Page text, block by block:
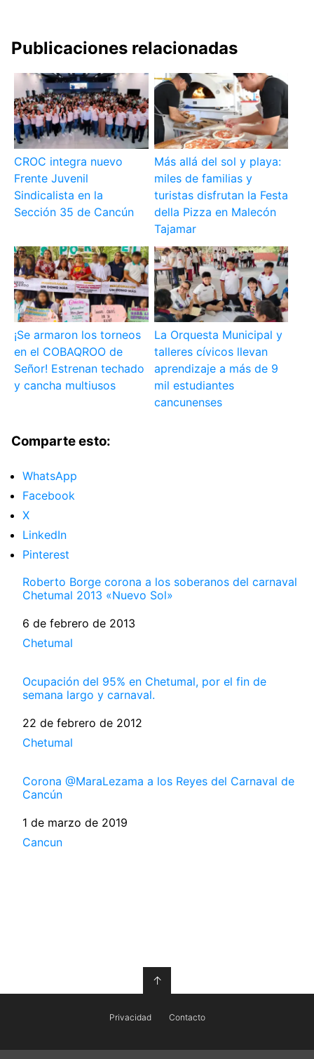
Publicaciones relacionadas
CROC integra nuevo
Frente Juvenil
Sindicalista en la
Sección 35 de Cancún
Más allá del sol y playa:
miles de familias y
turistas disfrutan la Festa
della Pizza en Malecón
Tajamar
¡Se armaron los torneos
en el COBAQROO de
Señor! Estrenan techado
y cancha multiusos
La Orquesta Municipal y
talleres cívicos llevan
aprendizaje a más de 9
mil estudiantes
cancunenses
Comparte esto:
WhatsApp
Facebook
X
LinkedIn
Pinterest
Roberto Borge corona a los soberanos del carnaval
Chetumal 2013 «Nuevo Sol»
Fecha
6 de febrero de 2013
Respecto a
Chetumal
Ocupación del 95% en Chetumal, por el fin de
semana largo y carnaval.
Fecha
22 de febrero de 2012
Respecto a
Chetumal
Corona @MaraLezama a los Reyes del Carnaval de
Cancún
Fecha
1 de marzo de 2019
Respecto a
Cancun
↑
Privacidad Contacto